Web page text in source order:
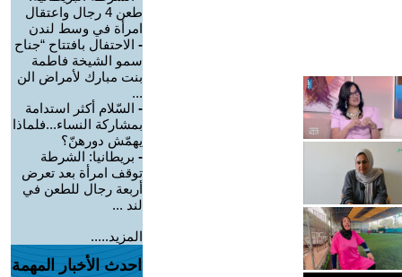
طعن 4 رجال واعتقال
امرأة في وسط لندن
- الاحتفال بافتتاح “جناح
سمو الشيخة فاطمة
بنت مبارك لأمراض الن
...
- السّلام أكثر استدامة
بمشاركة النساء...فلماذا
يهمّش دورهنّ؟
- بريطانيا: الشرطة
توقف امرأة بعد تعرض
أربعة رجال للطعن في
لند ...
المزيد.....
احدث الأخبار المهمة